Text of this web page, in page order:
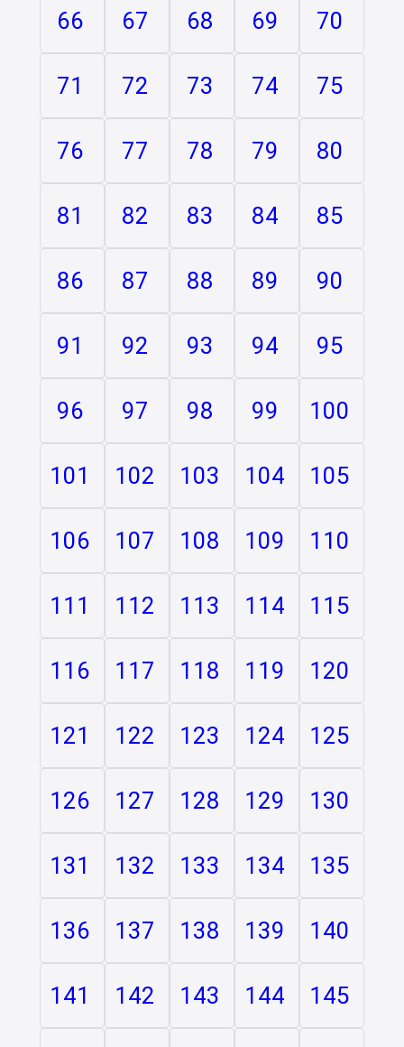
66 67 68 69 70
71 72 73 74 75
76 77 78 79 80
81 82 83 84 85
86 87 88 89 90
91 92 93 94 95
96 97 98 99 100
101 102 103 104 105
106 107 108 109 110
111 112 113 114 115
116 117 118 119 120
121 122 123 124 125
126 127 128 129 130
131 132 133 134 135
136 137 138 139 140
141 142 143 144 145